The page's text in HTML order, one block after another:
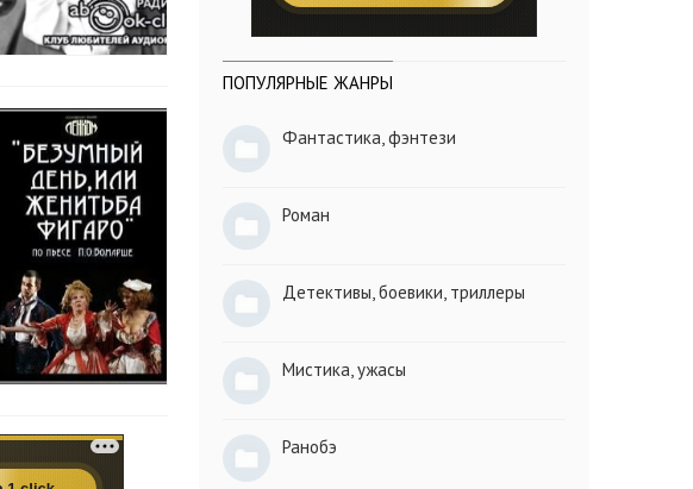
ПОПУЛЯРНЫЕ ЖАНРЫ
Фантастика, фэнтези
Роман
Детективы, боевики, триллеры
Мистика, ужасы
Ранобэ